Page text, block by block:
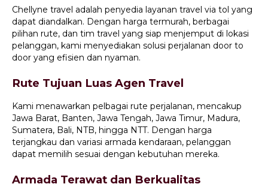
Chellyne travel adalah penyedia layanan travel via tol yang
dapat diandalkan. Dengan harga termurah, berbagai
pilihan rute, dan tim travel yang siap menjemput di lokasi
pelanggan, kami menyediakan solusi perjalanan door to
door yang efisien dan nyaman.
Rute Tujuan Luas Agen Travel
Kami menawarkan pelbagai rute perjalanan, mencakup
Jawa Barat, Banten, Jawa Tengah, Jawa Timur, Madura,
Sumatera, Bali, NTB, hingga NTT. Dengan harga
terjangkau dan variasi armada kendaraan, pelanggan
dapat memilih sesuai dengan kebutuhan mereka.
Armada Terawat dan Berkualitas